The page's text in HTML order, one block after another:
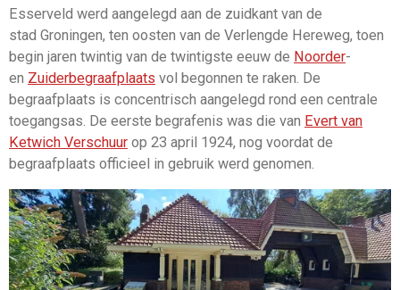
Esserveld werd aangelegd aan de zuidkant van de
stad Groningen, ten oosten van de Verlengde Hereweg, toen
begin jaren twintig van de twintigste eeuw de Noorder-
en Zuiderbegraafplaats vol begonnen te raken. De
begraafplaats is concentrisch aangelegd rond een centrale
toegangsas. De eerste begrafenis was die van Evert van
Ketwich Verschuur op 23 april 1924, nog voordat de
begraafplaats officieel in gebruik werd genomen.